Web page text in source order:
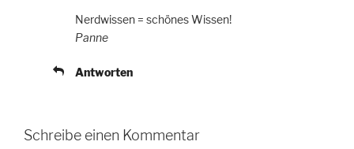
Nerdwissen = schönes Wissen!
Panne
Antworten
Schreibe einen Kommentar